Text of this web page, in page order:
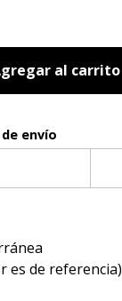
al carrito
envío
es de referencia)